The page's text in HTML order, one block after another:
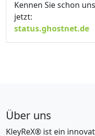
Kennen Sie schon
jetzt:
status.ghostnet.de
Über uns
KleyReX® ist ein